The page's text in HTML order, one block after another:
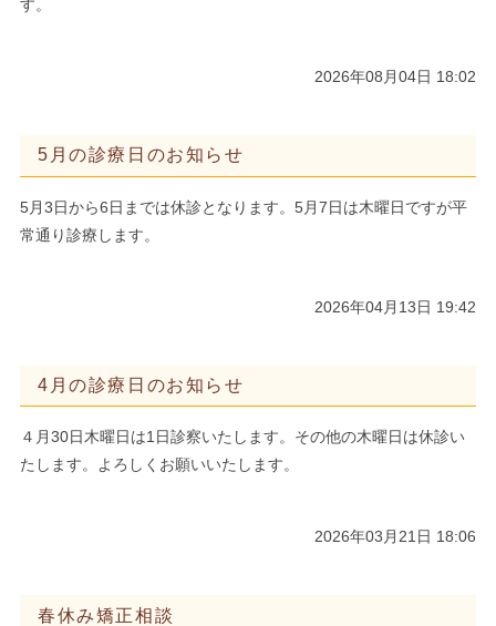
す。
2026年08月04日 18:02
5月の診療日のお知らせ
5月3日から6日までは休診となります。5月7日は木曜日ですが平
常通り診療します。
2026年04月13日 19:42
4月の診療日のお知らせ
４月30日木曜日は1日診察いたします。その他の木曜日は休診い
たします。よろしくお願いいたします。
2026年03月21日 18:06
春休み矯正相談